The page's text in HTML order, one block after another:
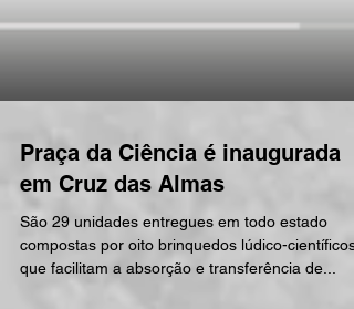
Praça da Ciência é inaugurada
em Cruz das Almas